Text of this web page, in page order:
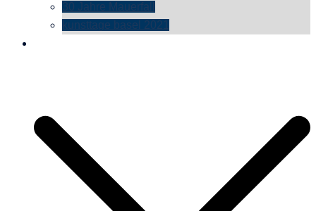
30 Jahre Mauerfall
kunsttage basel 2021